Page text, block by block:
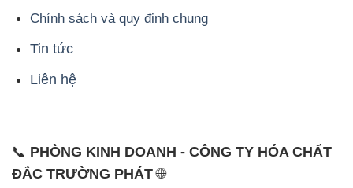
Chính sách và quy định chung
Tin tức
Liên hệ
📞 PHÒNG KINH DOANH - CÔNG TY HÓA CHẤT
ĐẮC TRƯỜNG PHÁT🌐